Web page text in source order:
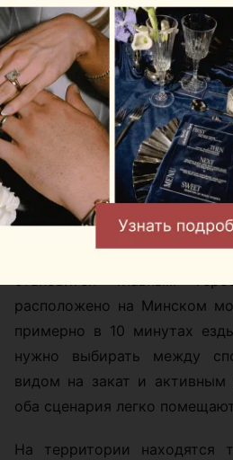
становится главным
расположено на Минском
примерно в 10 минутах
нужно выбирать между
видом на закат и активным
оба сценария легко
На территории находятся